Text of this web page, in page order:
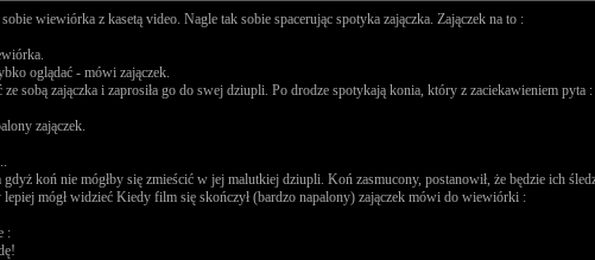
wiewiórka z kasetą video. Nagle tak sobie spacerując spotyka zajączka. Zajączek na to :
oglądać - mówi zajączek.
ze sobą zajączka i zaprosiła go do swej dziupli. Po drodze spotykają konia, który z zaciekawieniem pyta :
zajączek.
koń nie mógłby się zmieścić w jej malutkiej dziupli. Koń zasmucony, postanowił, że będzie ich
mógł widzieć Kiedy film się skończył (bardzo napalony) zajączek mówi do wiewiórki :
: